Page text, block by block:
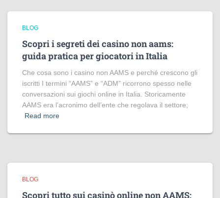
BLOG
Scopri i segreti dei casino non aams:
guida pratica per giocatori in Italia
Che cosa sono i casino non AAMS e perché crescono gli
iscritti I termini “AAMS” e “ADM” ricorrono spesso nelle
conversazioni sui giochi online in Italia. Storicamente
AAMS era l’acronimo dell’ente che regolava il settore;
Read more
BLOG
Scopri tutto sui casinò online non AAMS: